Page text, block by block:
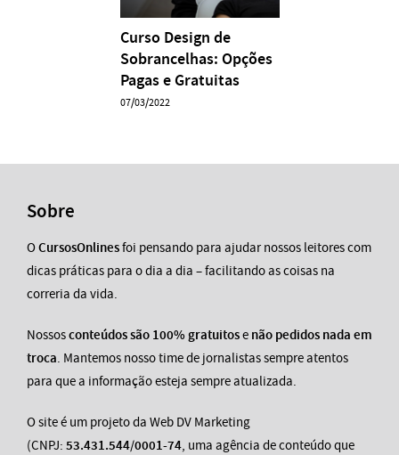
Curso Design de
Sobrancelhas: Opções
Pagas e Gratuitas
07/03/2022
Sobre
OCursosOnlinesfoi pensando para ajudar nossos leitores com
dicas práticas para o dia a dia – facilitando as coisas na
correria da vida.
Nossosconteúdos são 100% gratuitose não pedidos nada em
troca. Mantemos nosso time de jornalistas sempre atentos
para que a informação esteja sempre atualizada.
O site é um projeto da Web DV Marketing
(CNPJ: 53.431.544/0001-74, uma agência de conteúdo que